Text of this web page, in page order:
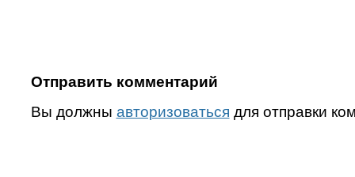
Отправить комментарий
Вы должны авторизоваться для отправки